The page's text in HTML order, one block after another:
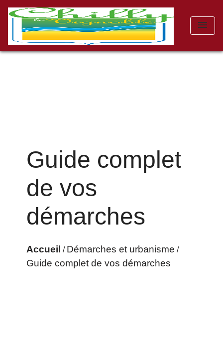
menu
Guide complet
de vos
démarches
Accueil / Démarches et urbanisme /
Guide complet de vos démarches